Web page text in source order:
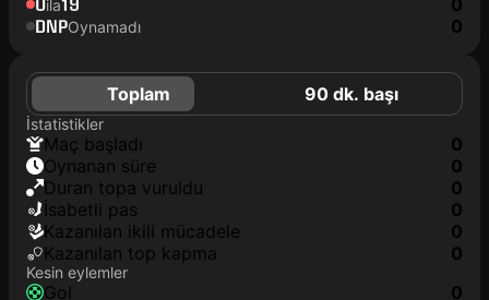
ila 0
DNPOynamadı 0
Toplam 90 dk. başı
İstatistikler
maç başladı
0
oynanan süre
0
duran topa vuruldu
0
isabetli pas
0
kazanılan ikili mücadele
0
kazanılan top kapma
0
Kesin eylemler
gol
0